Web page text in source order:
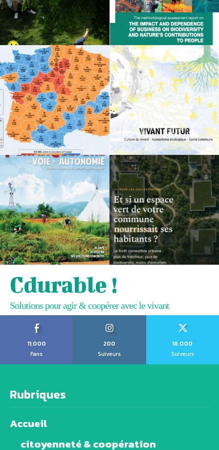
Cdurable !
Solutions pour agir & coopérer avec le vivant
11,000
Fans
200
Suiveurs
18,000
Suiveurs
Rubriques
Accueil
citoyenneté & coopération